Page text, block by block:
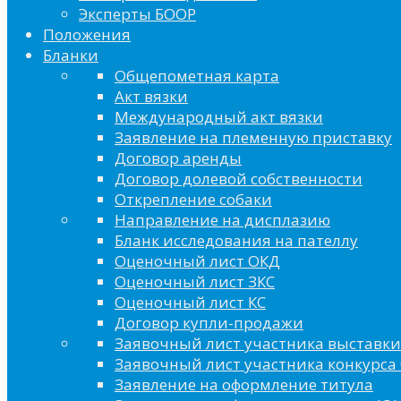
Эксперты БООР
Положения
Бланки
Общепометная карта
Акт вязки
Международный акт вязки
Заявление на племенную приставку
Договор аренды
Договор долевой собственности
Открепление собаки
Направление на дисплазию
Бланк исследования на пателлу
Оценочный лист ОКД
Оценочный лист ЗКС
Оценочный лист КС
Договор купли-продажи
Заявочный лист участника выставки
Заявочный лист участника конкурса
Заявление на оформление титула